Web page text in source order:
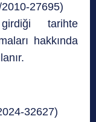
27695)
tarihte
hakkında
32627)